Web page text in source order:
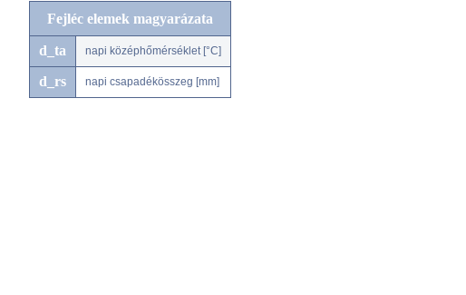
Fejléc elemek magyarázata
d_ta napi középhőmérséklet [°C]
d_rs napi csapadékösszeg [mm]